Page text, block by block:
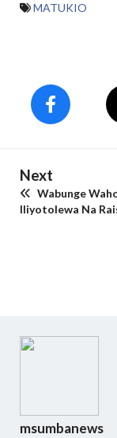
MATUKIO
Next
Wabunge
Iliyotolewa Na
msumbanews